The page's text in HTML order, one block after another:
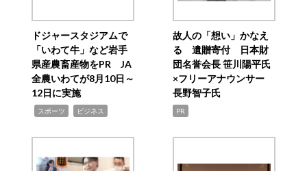
ドジャースタジアムで
「いわて牛」など岩手
県産農畜産物をPR JA
全農いわてが8月10日～
12日に実施
スポーツ ビジネス
故人の「想い」かなえ
る 遺贈寄付 日本財
団名誉会長 笹川陽平氏
×フリーアナウンサー
長野智子氏
PR